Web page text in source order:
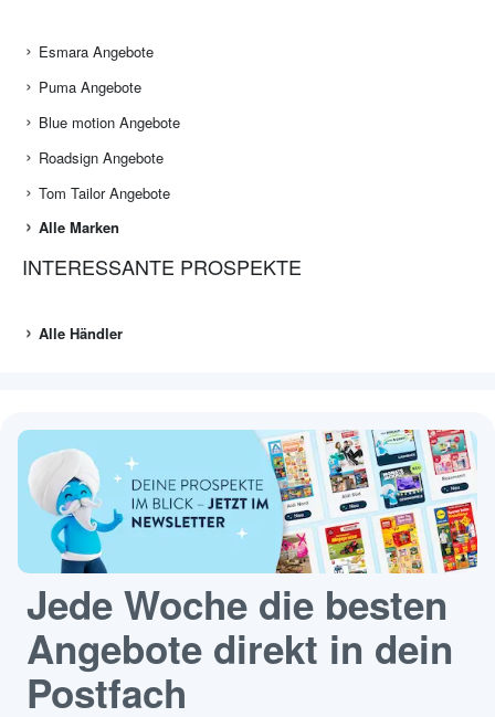
Esmara Angebote
Puma Angebote
Blue motion Angebote
Roadsign Angebote
Tom Tailor Angebote
Alle Marken
INTERESSANTE PROSPEKTE
Alle Händler
Jede Woche die besten
Angebote direkt in dein
Postfach